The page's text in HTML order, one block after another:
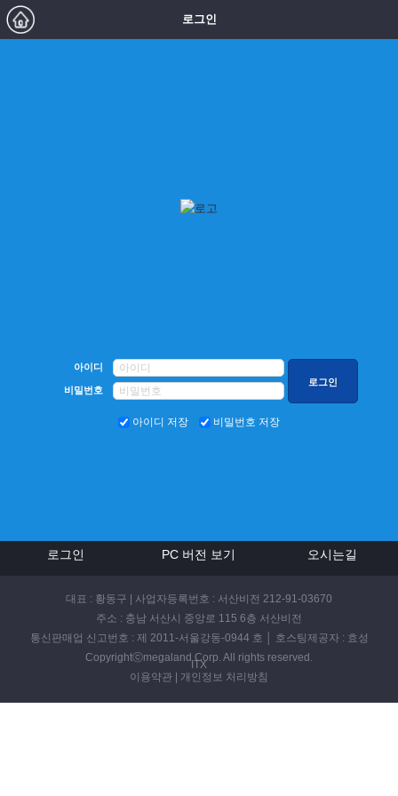
로그인
아이디
비밀번호
아이디 저장 비밀번호 저장
로그인 PC 버전 보기 오시는길
대표 : 황동구 | 사업자등록번호 : 서산비전 212-91-03670
주소 : 충남 서산시 중앙로 115 6층 서산비전
통신판매업 신고번호 : 제 2011-서울강동-0944 호 │ 호스팅제공자 : 효성
ITX
Copyrightⓒmegaland Corp. All rights reserved.
이용약관 | 개인정보 처리방침